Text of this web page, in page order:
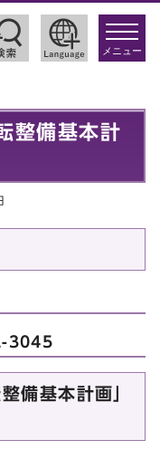
toggle
メニュー
整備基本計
3045
備基本計画」